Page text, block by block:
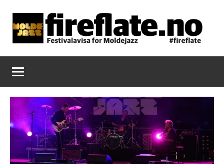
content
Fireflate